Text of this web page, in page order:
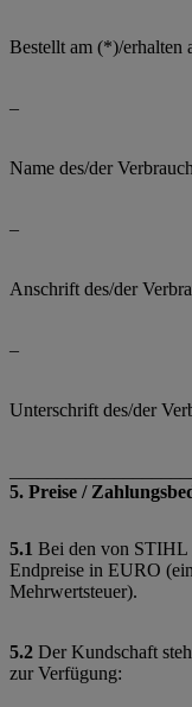
Bestellt am (*)/erhalten
–
Name des/der
–
Anschrift des/der
–
Unterschrift des/der
5. Preise /
5.1 Bei den von STIHL
Endpreise in EURO
Mehrwertsteuer).
5.2 Der Kundschaft
zur Verfügung: